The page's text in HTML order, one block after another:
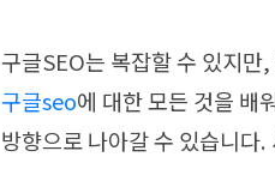
구글SEO는 복잡할 수 있지만
구글seo에 대한 모든 것을 배
방향으로 나아갈 수 있습니다